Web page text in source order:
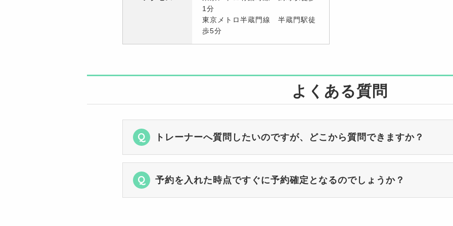
1分
東京メトロ半蔵門線 半蔵門駅徒
歩5分
よくある質問
トレーナーへ質問したいのですが、どこから質問できますか？
予約を入れた時点ですぐに予約確定となるのでしょうか？